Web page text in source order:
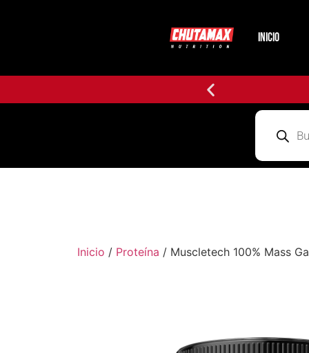
INICIO
Inicio / Proteína / Muscletech 100% Mass